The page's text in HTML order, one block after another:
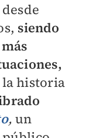
siendo
la historia
, un